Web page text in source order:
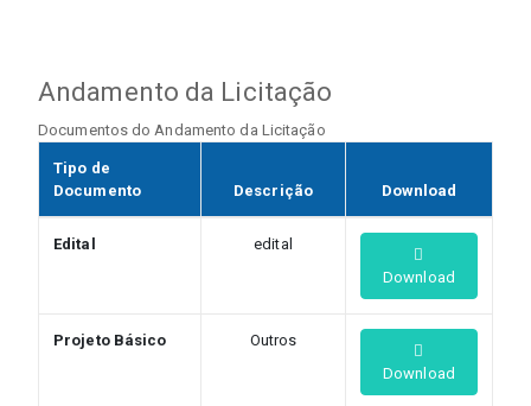
Andamento da Licitação
Documentos do Andamento da Licitação
Tipo de
Documento
Descrição Download
Edital
edital
Download
Projeto Básico
Outros
Download